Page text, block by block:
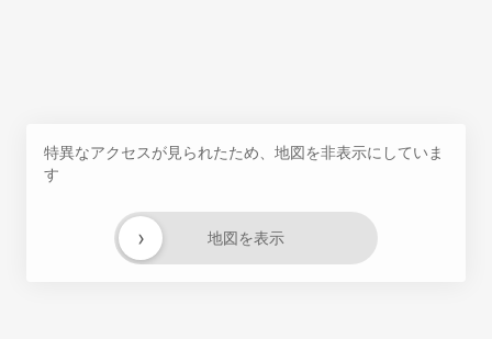
特異なアクセスが見られたため、地図を非表示にしていま
す
地図を表示
›